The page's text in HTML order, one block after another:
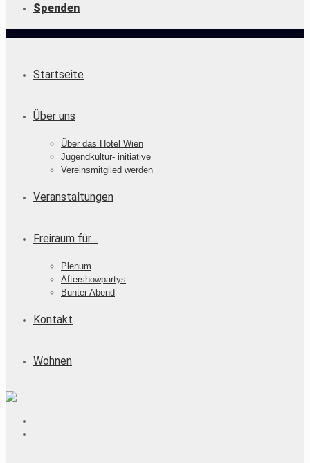
Spenden
Startseite
Über uns
Über das Hotel Wien
Jugendkultur- initiative
Vereinsmitglied werden
Veranstaltungen
Freiraum für…
Plenum
Aftershowpartys
Bunter Abend
Kontakt
Wohnen